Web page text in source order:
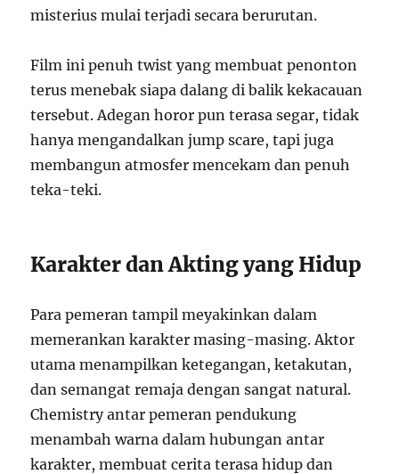
misterius mulai terjadi secara berurutan.
Film ini penuh twist yang membuat penonton
terus menebak siapa dalang di balik kekacauan
tersebut. Adegan horor pun terasa segar, tidak
hanya mengandalkan jump scare, tapi juga
membangun atmosfer mencekam dan penuh
teka-teki.
Karakter dan Akting yang Hidup
Para pemeran tampil meyakinkan dalam
memerankan karakter masing-masing. Aktor
utama menampilkan ketegangan, ketakutan,
dan semangat remaja dengan sangat natural.
Chemistry antar pemeran pendukung
menambah warna dalam hubungan antar
karakter, membuat cerita terasa hidup dan